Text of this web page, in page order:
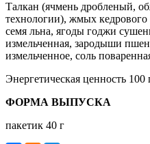
Талкан (ячмень дробленый,
технологии), жмых кедрового
семя льна, ягоды годжи
измельченная, зародыши
измельченное, соль
Энергетическая ценность 100
ФОРМА ВЫПУСКА
пакетик 40 г